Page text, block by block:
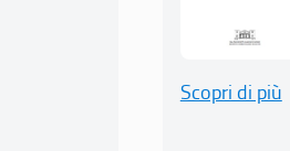
Scopri di più